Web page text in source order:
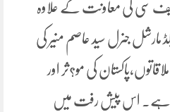
سی کی معاونت کے علاوہ
جنرل سید عاصم منیر کی
کی مو?ثر اور
ہے۔ اس پیش رفت میں